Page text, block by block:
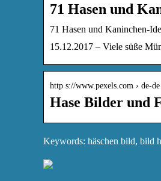
71 Hasen und
71 Hasen und Kaninchen-
15.12.2017 – Viele süße
http s://www.pexels.com › de-de
Hase Bilder und
Keywords: häschen bild, bild